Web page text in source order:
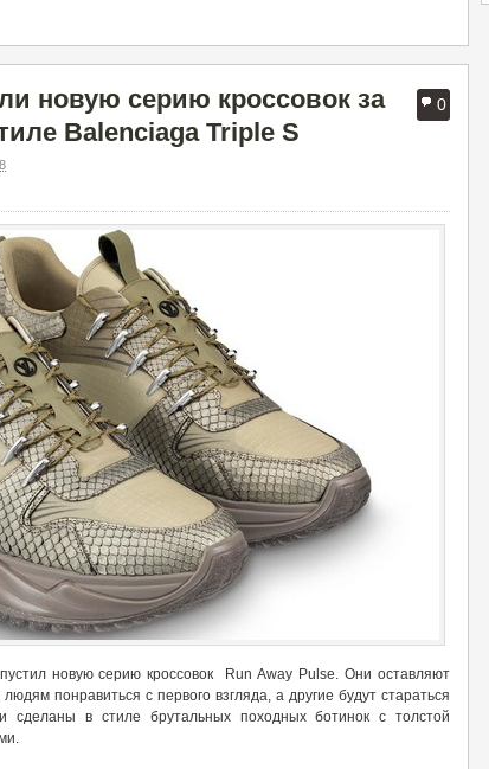
0
новую серию кроссовок за
Balenciaga Triple S
новую серию кроссовок Run Away Pulse. Они оставляют
понравиться с первого взгляда, а другие будут стараться
сделаны в стиле брутальных походных ботинок с толстой